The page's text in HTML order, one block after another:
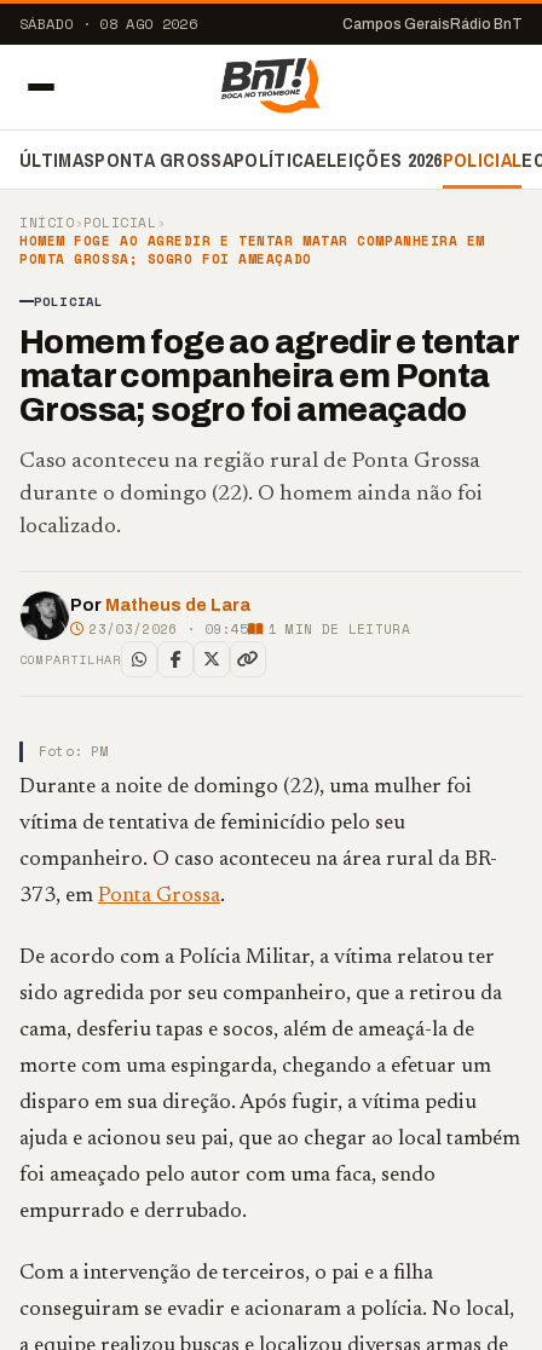
SÁBADO · 08 AGO 2026 Campos Gerais Rádio BnT
ÚLTIMASPONTA GROSSAPOLÍTICAELEIÇÕES 2026POLICIAL
INÍCIO›POLICIAL ›
HOMEM FOGE AO AGREDIR E TENTAR MATAR COMPANHEIRA EM
PONTA GROSSA; SOGRO FOI AMEAÇADO
POLICIAL
Homem foge ao agredir e tentar
matar companheira em Ponta
Grossa; sogro foi ameaçado
Caso aconteceu na região rural de Ponta Grossa
durante o domingo (22). O homem ainda não foi
localizado.
Por Matheus de Lara
23/03/2026 · 09:45 1 MIN DE LEITURA
COMPARTILHAR
Foto: PM
Durante a noite de domingo (22), uma mulher foi
vítima de tentativa de feminicídio pelo seu
companheiro. O caso aconteceu na área rural da BR-
373, em Ponta Grossa.
De acordo com a Polícia Militar, a vítima relatou ter
sido agredida por seu companheiro, que a retirou da
cama, desferiu tapas e socos, além de ameaçá-la de
morte com uma espingarda, chegando a efetuar um
disparo em sua direção. Após fugir, a vítima pediu
ajuda e acionou seu pai, que ao chegar ao local também
foi ameaçado pelo autor com uma faca, sendo
empurrado e derrubado.
Com a intervenção de terceiros, o pai e a filha
conseguiram se evadir e acionaram a polícia. No local,